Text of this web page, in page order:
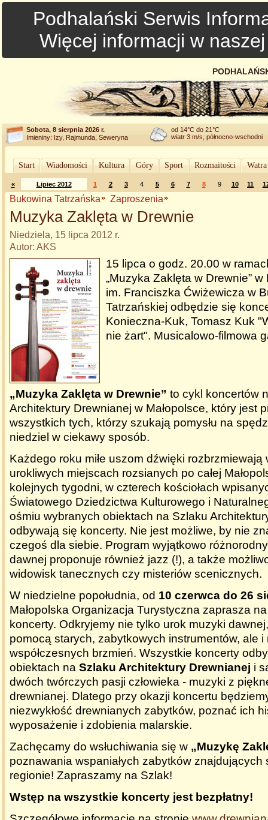
Podhalański Serwis
Więcej informacji w
Sobota, 8 sierpnia 2026 r.
Imieniny: Izy, Rajmunda, Seweryna
od 14°C do 21°C
wiatr 3 m/s, północno-wschodni
Start Wiadomości Kultura Góry Sport Rozmaitości
« Lipiec 2012 1 2 3 4 5 6 7 8 9 10 11
Bukowina Tatrzańska Zaproszenia
Muzyka Zaklęta w Drewnie
Niedziela, 15 lipca 2012 r.
Autor: AKS
15 lipca o godz. 20.00 w
„Muzyka Zaklęta w Drewnie”
im. Franciszka Ćwiżewicza w
Tatrzańskiej odbędzie się
Konieczna-Kuk, Tomasz Kuk
nie żart". Musicalowo-filmowa
„Muzyka Zakl ęta w Drewnie” to cykl koncertów
Architektury Drewnianej w Małopolsce, który jest
wszystkich tych, którzy szukają pomysłu na
niedziel w ciekawy sposób.
Każdego roku miłe uszom dźwięki
urokliwych miejscach rozsianych po całej
kolejnych tygodni, w czterech kościołach
Światowego Dziedzictwa Kulturowego i
ośmiu wybranych obiektach na Szlaku
odbywają się koncerty. Nie jest możliwe, by nie
czegoś dla siebie. Program wyjątkowo
dawnej proponuje również jazz (!), a także
widowisk tanecznych czy misteriów scenicznych.
W niedzielne popołudnia, od 10 czerwca do 26
Małopolska Organizacja Turystyczna zaprasza
koncerty. Odkryjemy nie tylko urok muzyki
pomocą starych, zabytkowych instrumentów, ale i
współczesnych brzmień. Wszystkie koncerty
obiektach na Szlaku Architektury Drewnianej i
dwóch twórczych pasji człowieka - muzyki z
drewnianej. Dlatego przy okazji koncertu
niezwykłość drewnianych zabytków, poznać ich
wyposażenie i zdobienia malarskie.
Zachęcamy do wsłuchiwania się w „Muzykę
poznawania wspaniałych zabytków znajdujących
regionie! Zapraszamy na Szlak!
Wstęp na wszystkie koncerty jest bezpłatny!